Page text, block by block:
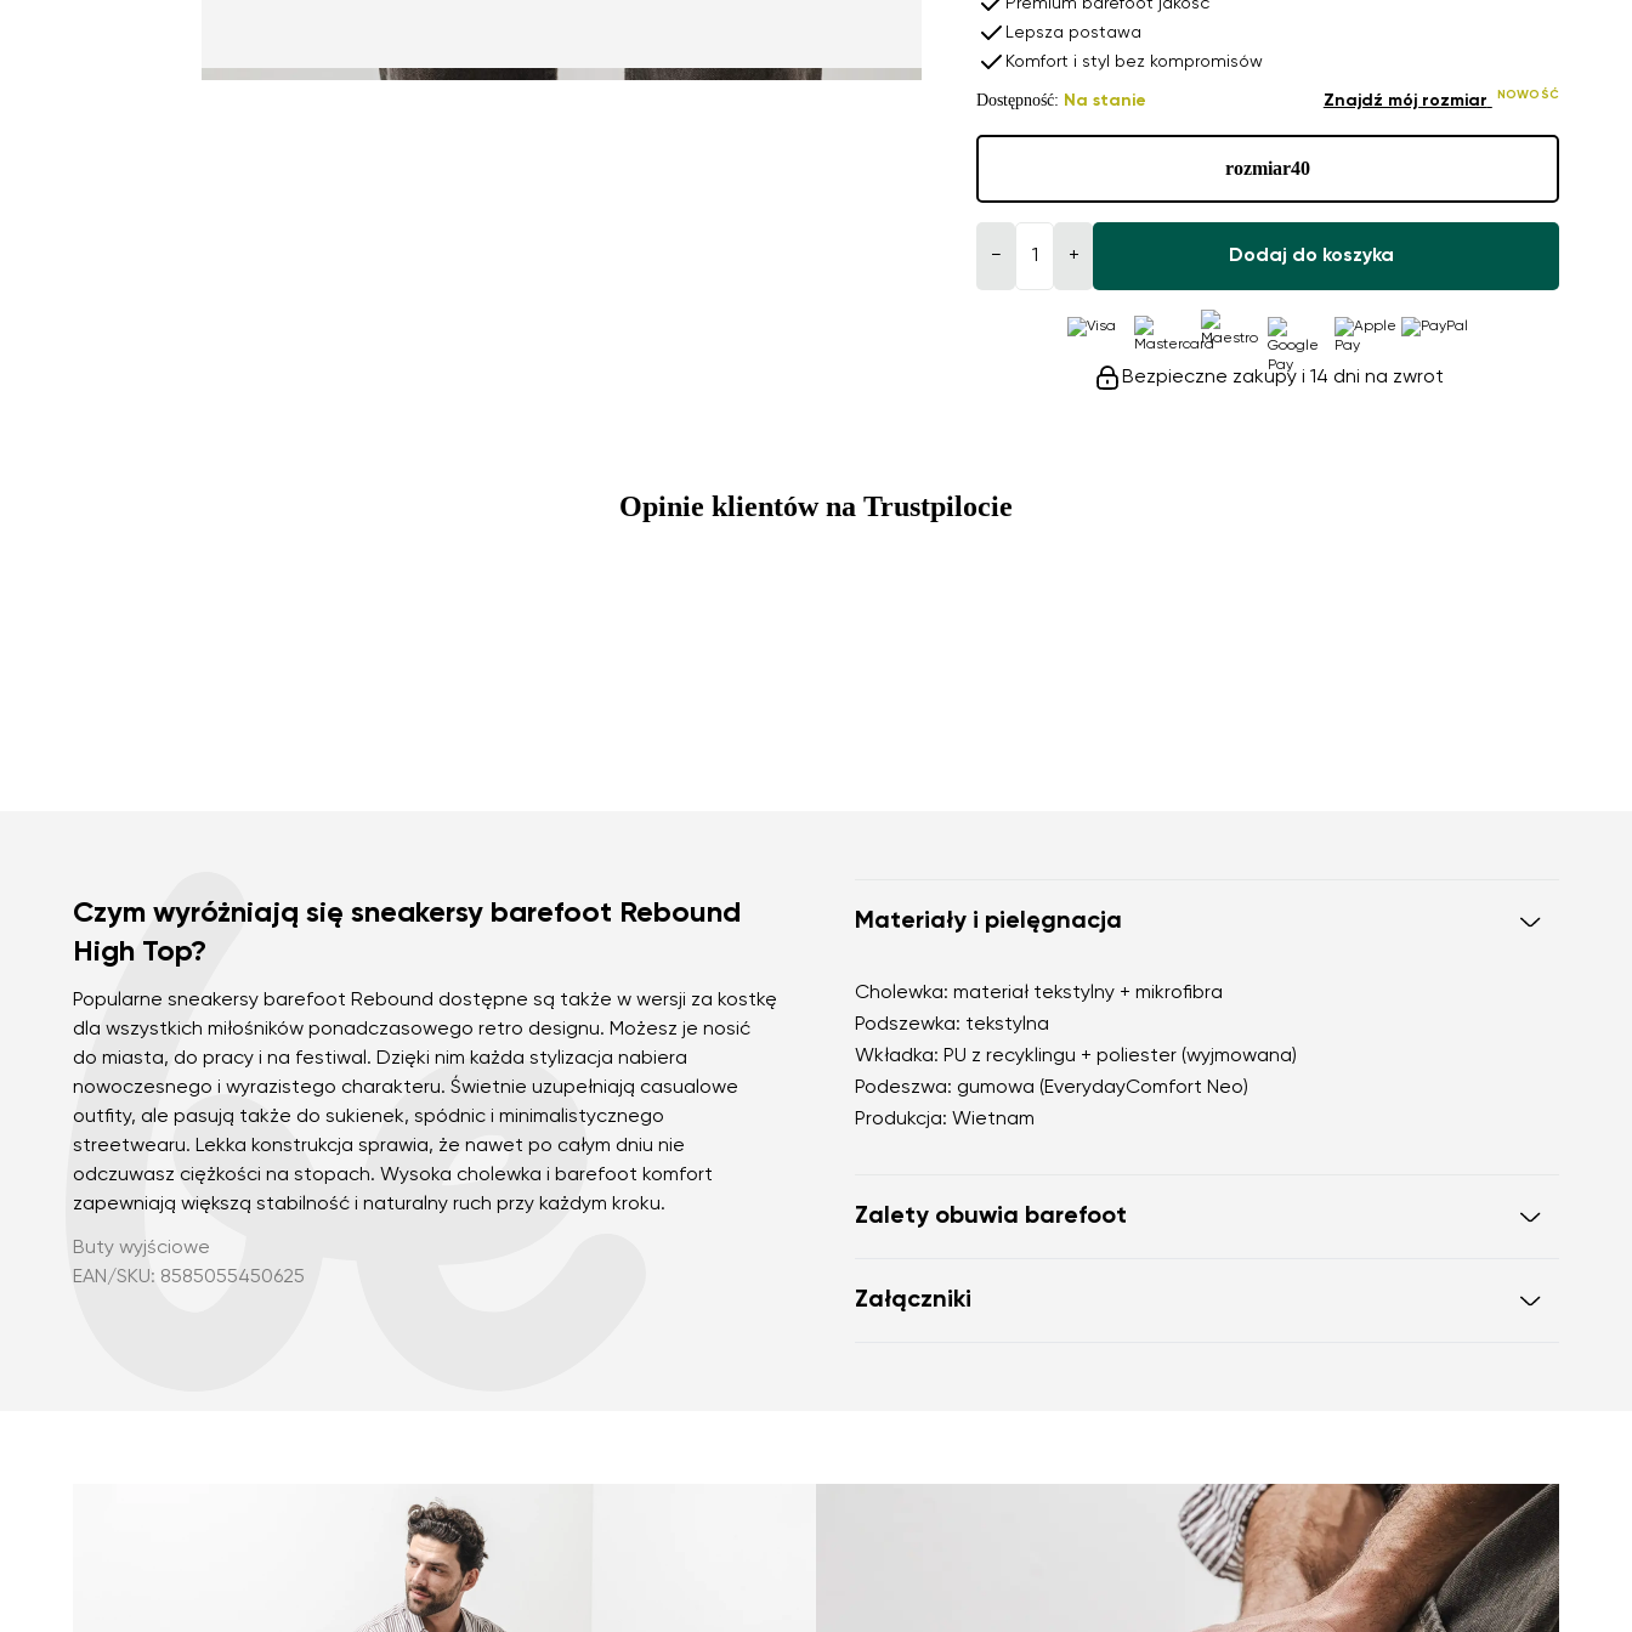
Premium barefoot jakość
Lepsza postawa
Komfort i styl bez kompromisów
Dostępność: Na stanie Znajdź mój rozmiar NOWOŚĆ
rozmiar40
− + Dodaj do koszyka
Bezpieczne zakupy i 14 dni na zwrot
Opinie klientów na Trustpilocie
Czym wyróżniają się sneakersy barefoot Rebound
High Top?
Popularne sneakersy barefoot Rebound dostępne są także w wersji za kostkę
dla wszystkich miłośników ponadczasowego retro designu. Możesz je nosić
do miasta, do pracy i na festiwal. Dzięki nim każda stylizacja nabiera
nowoczesnego i wyrazistego charakteru. Świetnie uzupełniają casualowe
outfity, ale pasują także do sukienek, spódnic i minimalistycznego
streetwearu. Lekka konstrukcja sprawia, że nawet po całym dniu nie
odczuwasz ciężkości na stopach. Wysoka cholewka i barefoot komfort
zapewniają większą stabilność i naturalny ruch przy każdym kroku.
Buty wyjściowe
EAN/SKU: 8585055450625
Materiały i pielęgnacja
Cholewka: materiał tekstylny + mikrofibra
Podszewka: tekstylna
Wkładka: PU z recyklingu + poliester (wyjmowana)
Podeszwa: gumowa (EverydayComfort Neo)
Produkcja: Wietnam
Zalety obuwia barefoot
anatomiczny kształt buta zapewnia dużo miejsca na
elastyczne materiały zapewniają lepszą funkcjonalność
lekkość butów jako profilaktyka zmęczenia nóg
Załączniki
Pytanie
Numer zamówienia